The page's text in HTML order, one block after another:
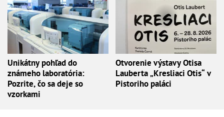
Unikátny pohľad do
známeho laboratória:
Pozrite, čo sa deje so
vzorkami
Otvorenie výstavy Otisa
Lauberta „Kresliaci Otis“ v
Pistoriho paláci